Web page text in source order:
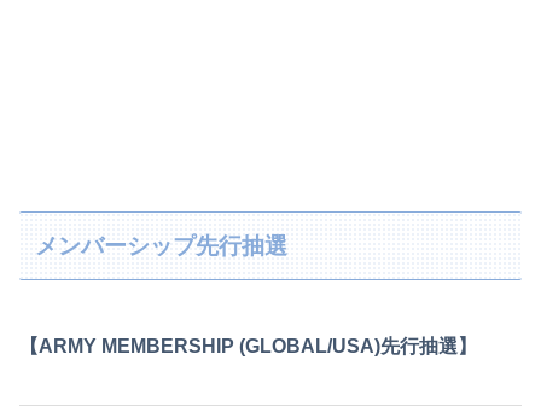
メンバーシップ先行抽選
【ARMY MEMBERSHIP (GLOBAL/USA)先行抽選】